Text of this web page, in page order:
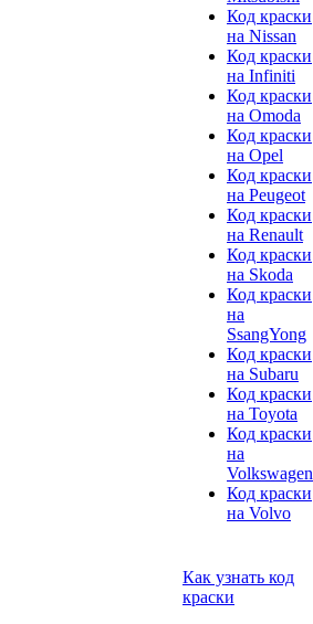
Код краски
на Nissan
Код краски
на Infiniti
Код краски
на Omoda
Код краски
на Opel
Код краски
на Peugeot
Код краски
на Renault
Код краски
на Skoda
Код краски
на
SsangYong
Код краски
на Subaru
Код краски
на Toyota
Код краски
на
Volkswagen
Код краски
на Volvo
Как узнать код
краски